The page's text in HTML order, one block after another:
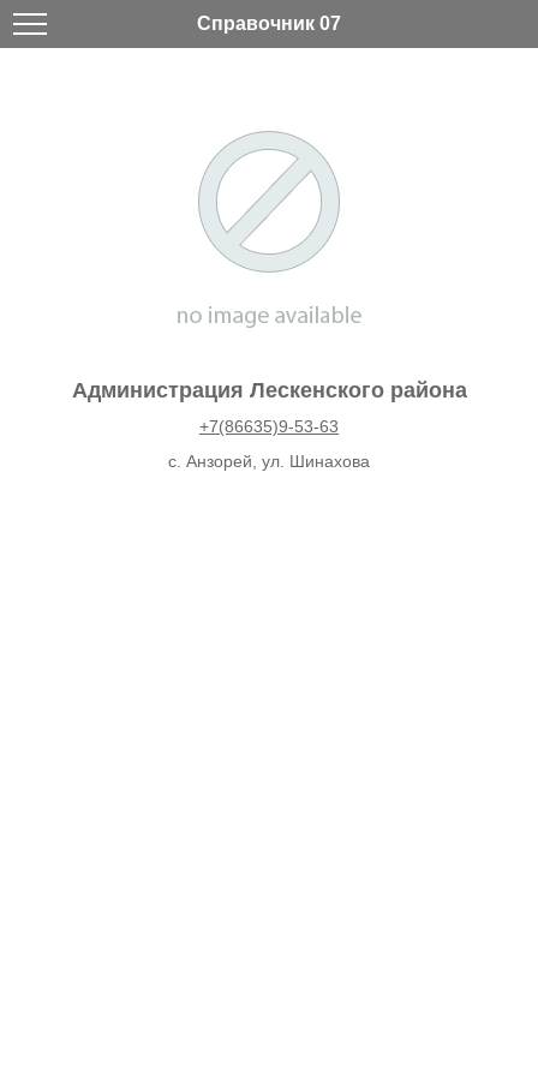
Справочник 07
Администрация Лескенского района
+7(86635)9-53-63
с. Анзорей, ул. Шинахова